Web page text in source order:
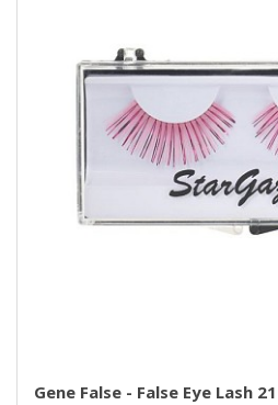
Gene False - False Eye Lash 21